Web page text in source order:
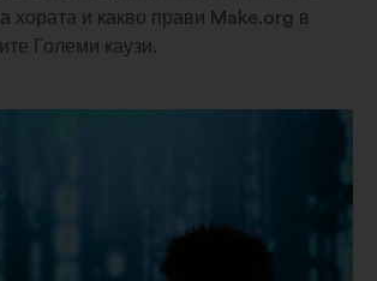
хората и какво прави Make.org в
Големи каузи.